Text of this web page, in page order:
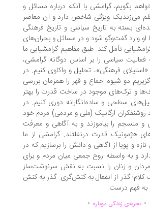
گرامشی با آنکه درباره مسائل و
ویژگی شاخص دارد و آن معاصر
به تاریخ سیاسی و تاریخ فرهنگی
گفت‌وگو شود و در مسائل و بحران‌های
تأمل کند. طبق مفاهیم گرامشیایی ما
سیاسی را بر اساس دوگانه گرامشی،
فرهنگی»، تحلیل و واکاوی کنیم. در
شیوه اجماع و قهر را همزمان بررسی
موجود در ساخت قدرت را بهتر
و ساده‌انگارانه دوری کنیم. در
ارگانیک (ملی و مردمی) مردم خود
را بیاموزند و به آگاهی و معرفت
قدرت درنغلتند. گرامشی از ما
از آگاهی و دانش را برسازیم که در
واسطه روح جمعی میان مردم و برای
زنان را نسبت به نقش سرنوشت‌ساز
از انفعال به کنش‌گری. گذر به کنش
درست.
زندگی دوباره.
..............